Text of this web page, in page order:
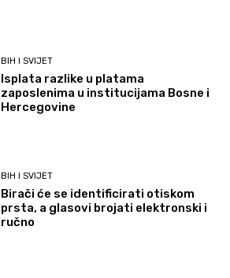
BIH I SVIJET
Isplata razlike u platama
zaposlenima u institucijama Bosne i
Hercegovine
BIH I SVIJET
Birači će se identificirati otiskom
prsta, a glasovi brojati elektronski i
ručno